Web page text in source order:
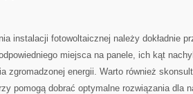
instalacji fotowoltaicznej należy dokładnie
miejsca ​na panele, ich⁤ kąt
​zgromadzonej energii. Warto również
‍pomogą⁣ dobrać optymalne⁢ rozwiązania ‌dla⁢